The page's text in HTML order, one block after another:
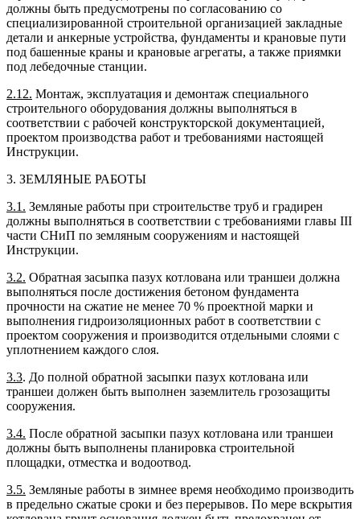
должны быть предусмотрены по согласованию со
специализированной строительной организацией закладные
детали и анкерные устройства, фундаменты и крановые пути
под башенные краны и крановые агрегаты, а также приямки
под лебедочные станции.
2.12. Монтаж, эксплуатация и демонтаж специального
строительного оборудования должны выполняться в
соответствии с рабочей конструкторской документацией,
проектом производства работ и требованиями настоящей
Инструкции.
3. ЗЕМЛЯНЫЕ РАБОТЫ
3.1. Земляные работы при строительстве труб и градирен
должны выполняться в соответствии с требованиями главы III
части СНиП по земляным сооружениям и настоящей
Инструкции.
3.2. Обратная засыпка пазух котлована или траншеи должна
выполняться после достижения бетоном фундамента
прочности на сжатие не менее 70 % проектной марки и
выполнения гидроизоляционных работ в соответствии с
проектом сооружения и производится отдельными слоями с
уплотнением каждого слоя.
3.3. До полной обратной засыпки пазух котлована или
траншеи должен быть выполнен заземлитель грозозащиты
сооружения.
3.4. После обратной засыпки пазух котлована или траншеи
должны быть выполнены планировка строительной
площадки, отместка и водоотвод.
3.5. Земляные работы в зимнее время необходимо производить
в предельно сжатые сроки и без перерывов. По мере вскрытия